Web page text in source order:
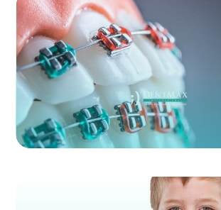
Google تواصل مع
Facebook تواصل